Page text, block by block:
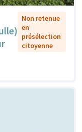
Non retenue
en
présélection
citoyenne